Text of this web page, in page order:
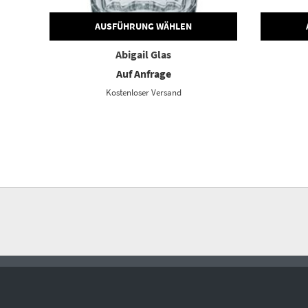
AUSFÜHRUNG WÄHLEN
Abigail Glas
Auf Anfrage
Kostenloser Versand